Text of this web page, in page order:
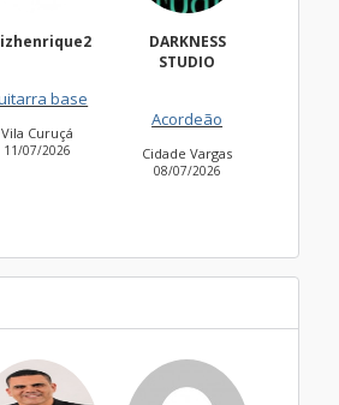
DARKNESS
Cidade Vargas
Bacharell
Cidade Jardim
30/06/2026